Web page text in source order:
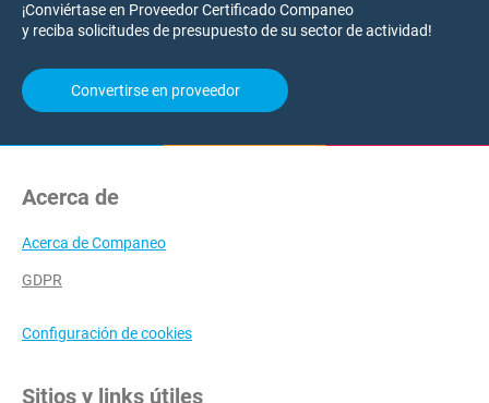
¡Conviértase en Proveedor Certificado Companeo
y reciba solicitudes de presupuesto de su sector de actividad!
Convertirse en proveedor
Acerca de
Acerca de Companeo
GDPR
Configuración de cookies
Sitios y links útiles